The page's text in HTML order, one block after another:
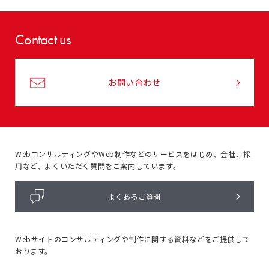
Contact us
お問い合わせ
WebコンサルティングやWeb制作などのサービスをはじめ、会社、採
用など、よくいただく質問をご案内しています。
よくあるご質問
Webサイトのコンサルティングや制作に関する資料などをご提供して
おります。